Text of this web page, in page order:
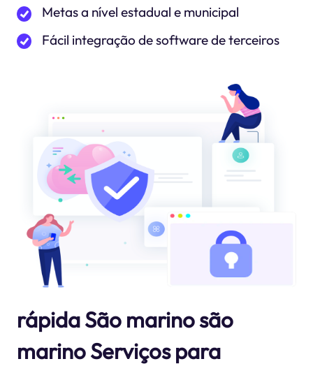
Metas a nível estadual e municipal
Fácil integração de software de terceiros
rápida São marino são
marino Serviços para